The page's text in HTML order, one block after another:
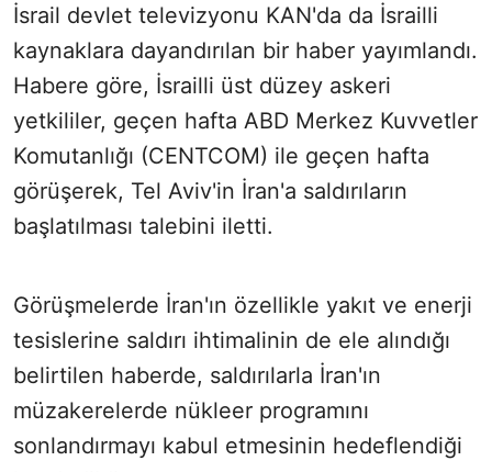
İsrail devlet televizyonu KAN'da da İsrailli
kaynaklara dayandırılan bir haber yayımlandı.
Habere göre, İsrailli üst düzey askeri
yetkililer, geçen hafta ABD Merkez Kuvvetler
Komutanlığı (CENTCOM) ile geçen hafta
görüşerek, Tel Aviv'in İran'a saldırıların
başlatılması talebini iletti.
Görüşmelerde İran'ın özellikle yakıt ve enerji
tesislerine saldırı ihtimalinin de ele alındığı
belirtilen haberde, saldırılarla İran'ın
müzakerelerde nükleer programını
sonlandırmayı kabul etmesinin hedeflendiği